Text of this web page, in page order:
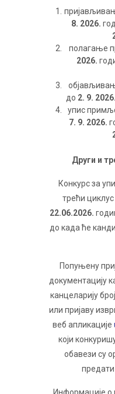
8. 2026.
полагање
2026.
до 2. 9. 2026.
упис
7. 9. 2026.
Други и
Конкурс за
трећи циклус
22.06.2026.
до када ће
Попуњену
документацију
канцеларију
или пријаву
веб апликације
који
обавези су
предати